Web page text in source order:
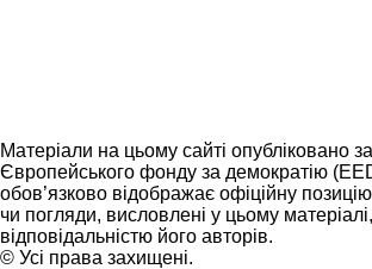
Матеріали на цьому сайті опубліковано
Європейського фонду за демократію
обов’язково відображає офіційну
чи погляди, висловлені у цьому
відповідальністю його авторів.
© Усі права захищені.